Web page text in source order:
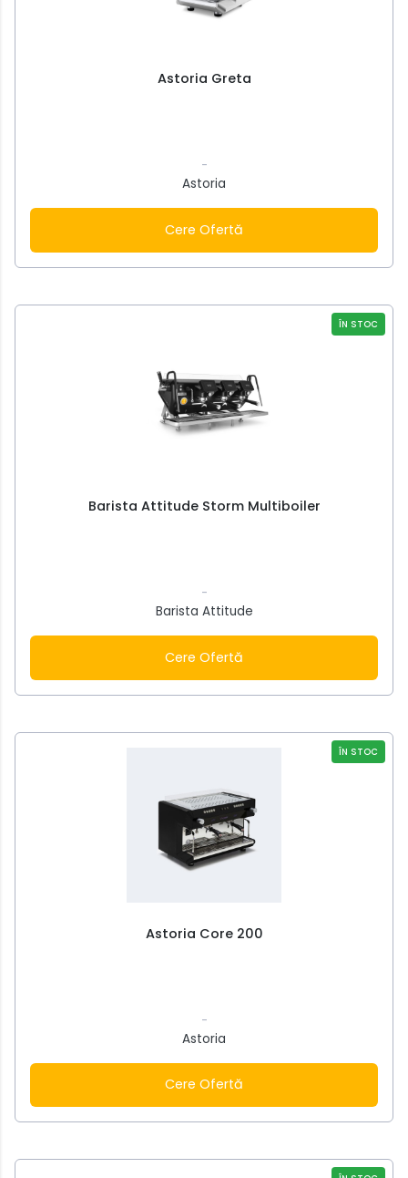
Astoria Greta
-
Astoria
Cere Ofertă
ÎN STOC
Barista Attitude Storm Multiboiler
-
Barista Attitude
Cere Ofertă
ÎN STOC
Astoria Core 200
-
Astoria
Cere Ofertă